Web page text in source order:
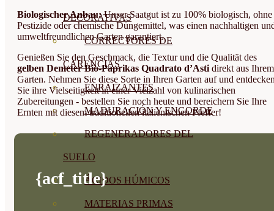
DECORATIVAS
CORRECTORES DE
CARENCIAS
ENRAIZANTES
MADURACIÓN Y ENGORDE
REGENERADORES DEL
SUELO
ÁCIDOS HÚMICOS
MATERIAS PRIMAS
Biologischer Anbau:Unser Saatgut ist zu 100% biologisch, ohne
Pestizide oder chemische Düngemittel, was einen nachhaltigen
umweltfreundlichen Garten garantiert.
Genießen Sie den Geschmack, die Textur und die Qualität des
gelben Demeter Bio-Paprikas Quadrato d’Asti direkt aus Ihrem
Garten. Nehmen Sie diese Sorte in Ihren Garten auf und
Sie ihre Vielseitigkeit in einer Vielzahl von kulinarischen
Zubereitungen - bestellen Sie noch heute und bereichern Sie Ihre
Ernten mit diesem traditionellen italienischen Pfeffer!
{acf_title}